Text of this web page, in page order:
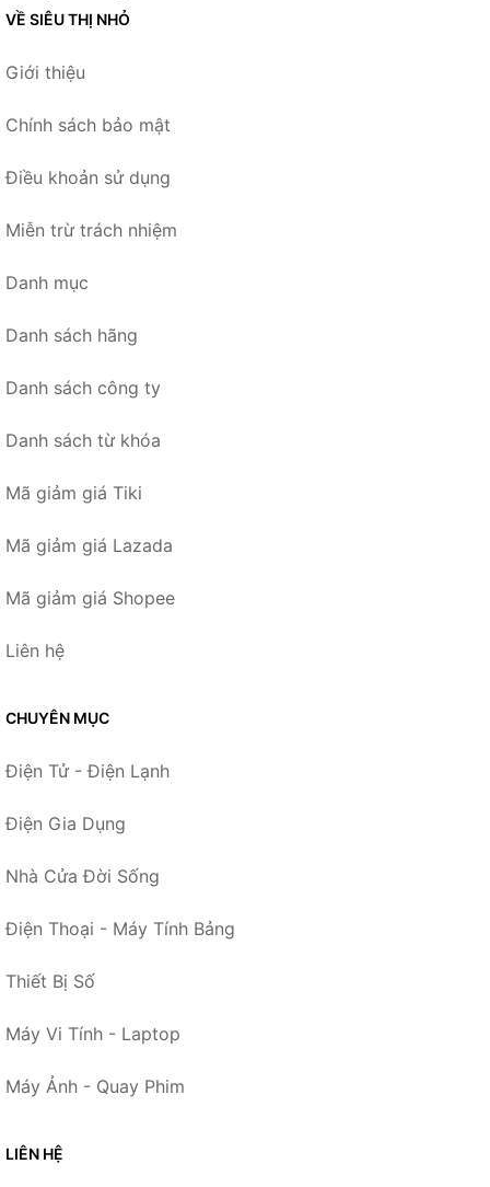
VỀ SIÊU THỊ NHỎ
Giới thiệu
Chính sách bảo mật
Điều khoản sử dụng
Miễn trừ trách nhiệm
Danh mục
Danh sách hãng
Danh sách công ty
Danh sách từ khóa
Mã giảm giá Tiki
Mã giảm giá Lazada
Mã giảm giá Shopee
Liên hệ
CHUYÊN MỤC
Điện Tử - Điện Lạnh
Điện Gia Dụng
Nhà Cửa Đời Sống
Điện Thoại - Máy Tính Bảng
Thiết Bị Số
Máy Vi Tính - Laptop
Máy Ảnh - Quay Phim
LIÊN HỆ